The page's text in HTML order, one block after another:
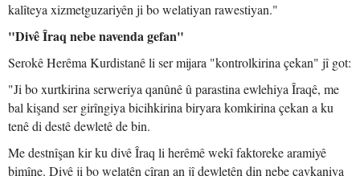
kalîteya xizmetguzariyên ji bo welatiyan rawestiyan."
"Divê Îraq nebe navenda gefan"
Serokê Herêma Kurdistanê li ser mijara "kontrolkirina çekan" jî got:
"Ji bo xurtkirina serweriya qanûnê û parastina ewlehiya Îraqê, me
bal kişand ser girîngiya bicihkirina biryara komkirina çekan a ku
tenê di destê dewletê de bin.
Me destnîşan kir ku divê Îraq li herêmê wekî faktoreke aramiyê
bimîne. Divê ji bo welatên cîran an jî dewletên din nebe çavkaniya